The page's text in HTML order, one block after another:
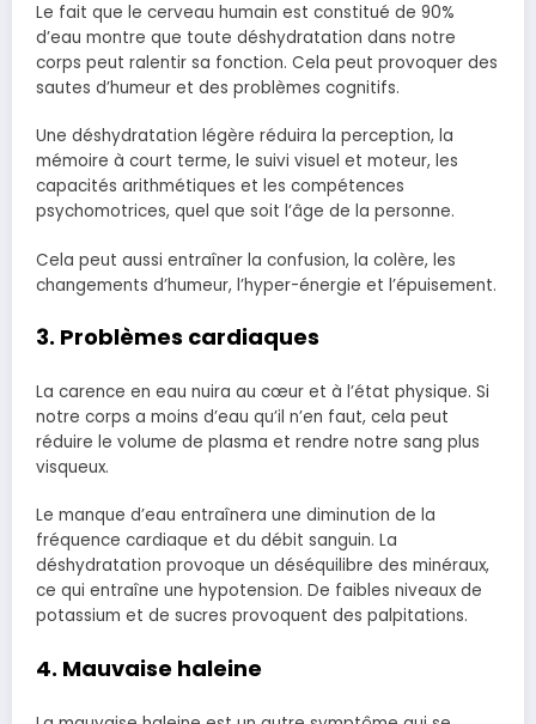
Le fait que le cerveau humain est constitué de 90%
d’eau montre que toute déshydratation dans notre
corps peut ralentir sa fonction. Cela peut provoquer des
sautes d’humeur et des problèmes cognitifs.
Une déshydratation légère réduira la perception, la
mémoire à court terme, le suivi visuel et moteur, les
capacités arithmétiques et les compétences
psychomotrices, quel que soit l’âge de la personne.
Cela peut aussi entraîner la confusion, la colère, les
changements d’humeur, l’hyper-énergie et l’épuisement.
3. Problèmes cardiaques
La carence en eau nuira au cœur et à l’état physique. Si
notre corps a moins d’eau qu’il n’en faut, cela peut
réduire le volume de plasma et rendre notre sang plus
visqueux.
Le manque d’eau entraînera une diminution de la
fréquence cardiaque et du débit sanguin. La
déshydratation provoque un déséquilibre des minéraux,
ce qui entraîne une hypotension. De faibles niveaux de
potassium et de sucres provoquent des palpitations.
4. Mauvaise haleine